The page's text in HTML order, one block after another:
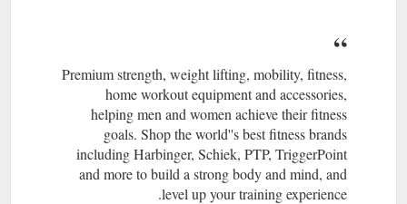
Premium strength, weight lifting, mobility, fitness,
home workout equipment and accessories,
helping men and women achieve their fitness
goals. Shop the world''s best fitness brands
including Harbinger, Schiek, PTP, TriggerPoint
and more to build a strong body and mind, and
level up your training experience.